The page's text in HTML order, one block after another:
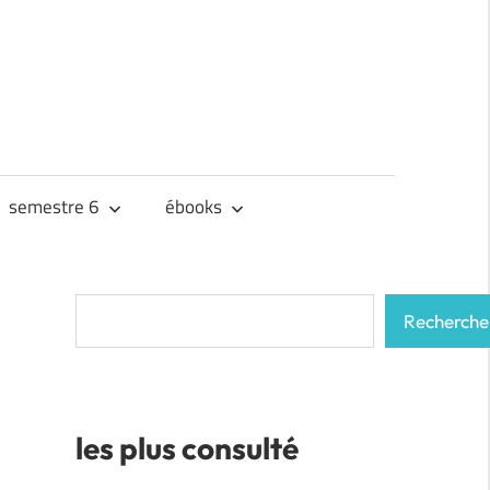
semestre 6 ébooks
les plus consulté